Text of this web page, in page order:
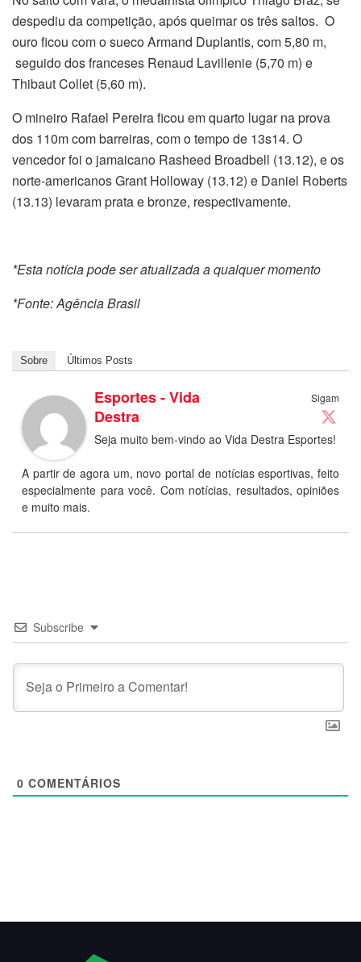
despediu da competição, após queimar os três saltos. O
ouro ficou com o sueco Armand Duplantis, com 5,80 m,
seguido dos franceses Renaud Lavillenie (5,70 m) e
Thibaut Collet (5,60 m).
O mineiro Rafael Pereira ficou em quarto lugar na prova
dos 110m com barreiras, com o tempo de 13s14. O
vencedor foi o jamaicano Rasheed Broadbell (13.12), e os
norte-americanos Grant Holloway (13.12) e Daniel Roberts
(13.13) levaram prata e bronze, respectivamente.
*Esta notícia pode ser atualizada a qualquer momento
*Fonte: Agência Brasil
Sobre Últimos Posts
Sigam
Esportes - Vida
Destra
Seja muito bem-vindo ao Vida Destra Esportes!
A partir de agora um, novo portal de notícias esportivas, feito
especialmente para você. Com notícias, resultados, opiniões
e muito mais.
Subscribe
0 COMENTÁRIOS